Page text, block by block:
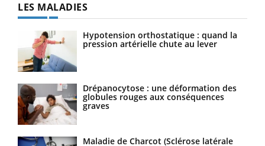
LES MALADIES
Hypotension orthostatique : quand la
pression artérielle chute au lever
Drépanocytose : une déformation des
globules rouges aux conséquences
graves
Maladie de Charcot (Sclérose latérale